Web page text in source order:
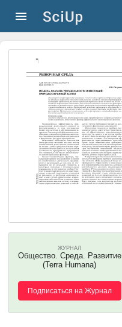
ЖУРНАЛ
Общество. Среда. Развитие
(Terra Humana)
Подписаться на Журнал